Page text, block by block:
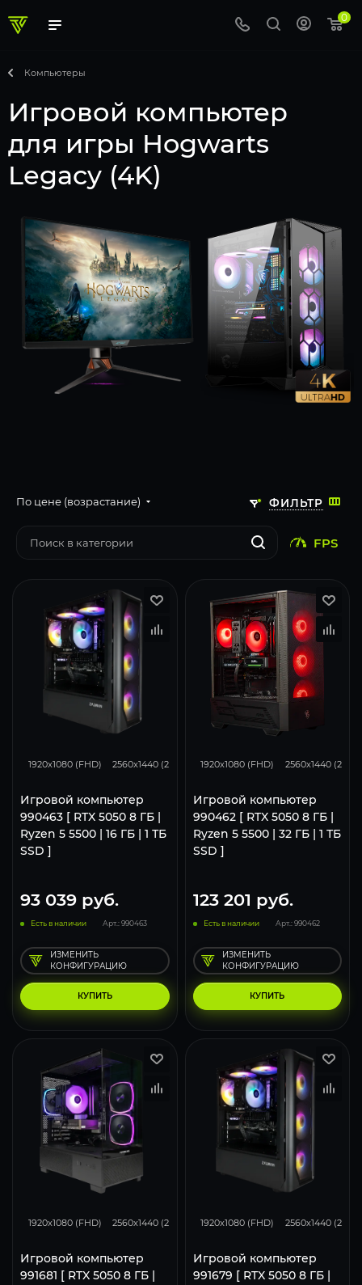
0
Компьютеры
Игровой компьютер
для игры Hogwarts
Legacy (4K)
ФИЛЬТР
По цене (возрастание)
FPS
1920x1080 (FHD) 2560x1440 (2K) 3840x2160 (4K)
Игровой компьютер
990463 [ RTX 5050 8 ГБ |
Ryzen 5 5500 | 16 ГБ | 1 ТБ
SSD ]
93 039 руб.
Есть в наличии Арт.: 990463
КУПИТЬ
ИЗМЕНИТЬ
КОНФИГУРАЦИЮ
1920x1080 (FHD) 2560x1440 (2K)
Игровой компьютер
990462 [ RTX 5050 8 ГБ |
Ryzen 5 5500 | 32 ГБ | 1 ТБ
SSD ]
123 201 руб.
Есть в наличии Арт.: 990462
КУПИТЬ
ИЗМЕНИТЬ
КОНФИГУРАЦИЮ
1920x1080 (FHD) 2560x1440 (2K) 3840x2160 (4K)
Игровой компьютер
991681 [ RTX 5050 8 ГБ |
1920x1080 (FHD) 2560x1440 (2K)
Игровой компьютер
991679 [ RTX 5050 8 ГБ |